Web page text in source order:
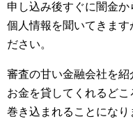
申し込み後すぐに闇金か
個人情報を聞いてきます
ださい。
審査の甘い金融会社を紹
お金を貸してくれるど
巻き込まれることになり